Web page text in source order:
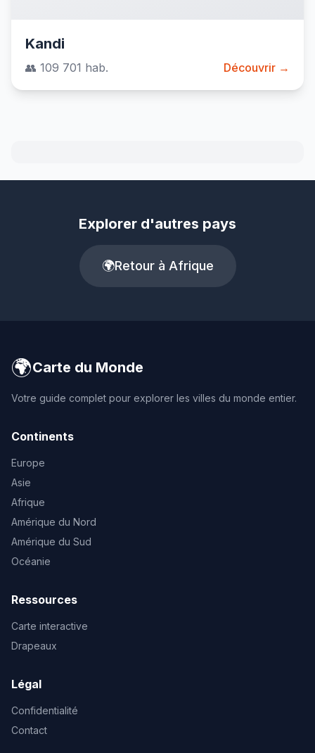
Kandi
👥 109 701 hab. Découvrir →
Explorer d'autres pays
🌍Retour à Afrique
🌍Carte du Monde
Votre guide complet pour explorer les villes du monde entier.
Continents
Europe
Asie
Afrique
Amérique du Nord
Amérique du Sud
Océanie
Ressources
Carte interactive
Drapeaux
Légal
Confidentialité
Contact